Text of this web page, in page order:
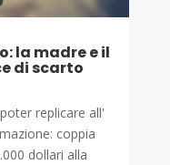
la madre e il
di scarto
replicare all'
coppia
dollari alla